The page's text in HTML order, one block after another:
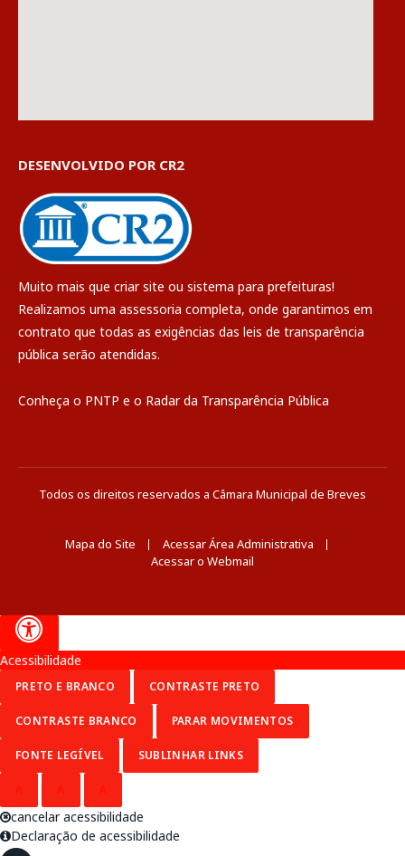
DESENVOLVIDO POR CR2
Muito mais que criar site ou sistema para prefeituras!
Realizamos uma assessoria completa, onde garantimos em
contrato que todas as exigências das leis de transparência
pública serão atendidas.
Conheça o PNTP e o Radar da Transparência Pública
Todos os direitos reservados a Câmara Municipal de Breves
Mapa do Site
Acessar Área Administrativa
Acessar o Webmail
Acessibilidade
PRETO E BRANCO CONTRASTE PRETO
CONTRASTE BRANCO PARAR MOVIMENTOS
FONTE LEGÍVEL SUBLINHAR LINKS
cancelar acessibilidade
Declaração de acessibilidade